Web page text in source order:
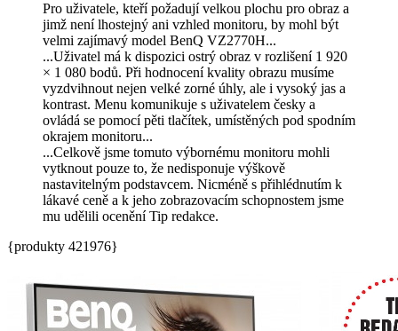
Pro uživatele, kteří požadují velkou plochu pro obraz a
jimž není lhostejný ani vzhled monitoru, by mohl být
velmi zajímavý model BenQ VZ2770H...
...Uživatel má k dispozici ostrý obraz v rozlišení 1 920
× 1 080 bodů. Při hodnocení kvality obrazu musíme
vyzdvihnout nejen velké zorné úhly, ale i vysoký jas a
kontrast. Menu komunikuje s uživatelem česky a
ovládá se pomocí pěti tlačítek, umístěných pod spodním
okrajem monitoru...
...Celkově jsme tomuto výbornému monitoru mohli
vytknout pouze to, že nedisponuje výškově
nastavitelným podstavcem. Nicméně s přihlédnutím k
lákavé ceně a k jeho zobrazovacím schopnostem jsme
mu udělili ocenění Tip redakce.
{produkty 421976}